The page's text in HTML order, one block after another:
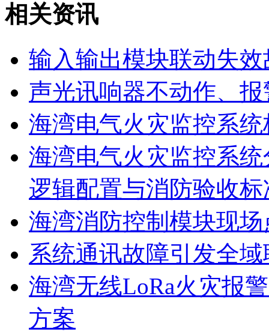
相关资讯
输入输出模块联动失效
声光讯响器不动作、
海湾电气火灾监控系
海湾电气火灾监控系
逻辑配置与消防验收标
海湾消防控制模块现
系统通讯故障引发全
海湾无线LoRa火灾报
方案